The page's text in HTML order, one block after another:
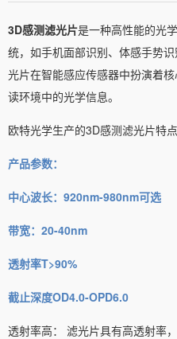
3D感测滤光片是一种高性能的光
统，如手机面部识别、体感手势
光片在智能感应传感器中扮演着
读环境中的光学信息。
欧特光学生产的3D感测滤光片特点
产品参数：
中心波长：920nm-980nm可选
带宽：20-40nm
透射率T>90%
截止深度OD4.0-OPD6.0
透射率高： 滤光片具有高透射率